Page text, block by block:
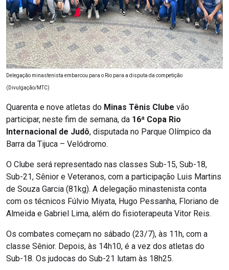
Delegação minastenista embarcou para o Rio para a disputa da competição
(Divulgação/MTC)
Quarenta e nove atletas do Minas Tênis Clube vão
participar, neste fim de semana, da 16ª Copa Rio
Internacional de Judô, disputada no Parque Olímpico da
Barra da Tijuca – Velódromo.
O Clube será representado nas classes Sub-15, Sub-18,
Sub-21, Sênior e Veteranos, com a participação Luis Martins
de Souza Garcia (81kg). A delegação minastenista conta
com os técnicos Fúlvio Miyata, Hugo Pessanha, Floriano de
Almeida e Gabriel Lima, além do fisioterapeuta Vitor Reis.
Os combates começam no sábado (23/7), às 11h, com a
classe Sênior. Depois, às 14h10, é a vez dos atletas do
Sub-18. Os judocas do Sub-21 lutam às 18h25.